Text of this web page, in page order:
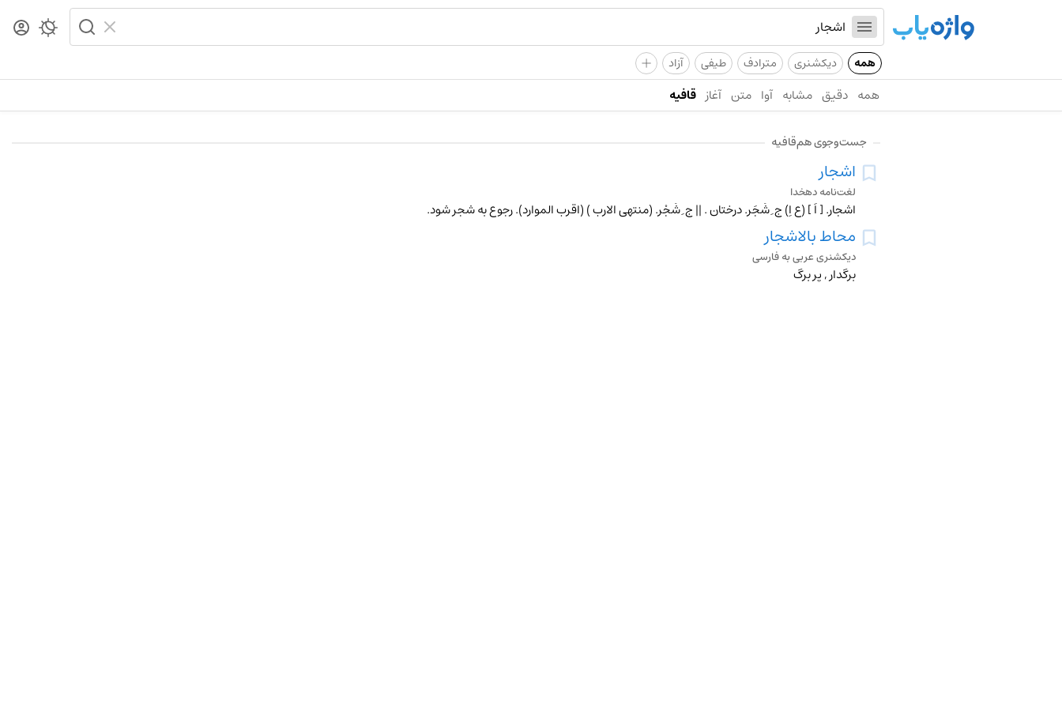
همه دیکشنری مترادف طیفی آزاد +
همه دقیق مشابه آوا متن آغاز قافیه
جست‌وجوی هم‌قافیه
اشجار
لغت‌نامه دهخدا
اشجار. [ اَ ] (ع اِ) ج ِ شَجَر. درختان . || ج ِ شَجْر. (منتهی الارب ) (اقرب الموارد). رجوع به شجر شود.
محاط بالاشجار
دیکشنری عربی به فارسی
برگدار , پر برگ